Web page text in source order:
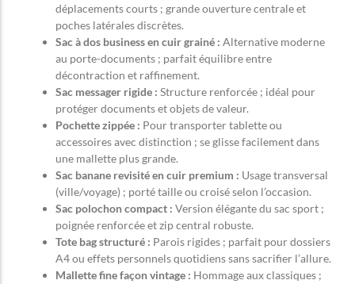
déplacements courts ; grande ouverture centrale et
poches latérales discrètes.
Sac à dos business en cuir grainé : Alternative moderne
au porte-documents ; parfait équilibre entre
décontraction et raffinement.
Sac messager rigide : Structure renforcée ; idéal pour
protéger documents et objets de valeur.
Pochette zippée : Pour transporter tablette ou
accessoires avec distinction ; se glisse facilement dans
une mallette plus grande.
Sac banane revisité en cuir premium : Usage transversal
(ville/voyage) ; porté taille ou croisé selon l’occasion.
Sac polochon compact : Version élégante du sac sport ;
poignée renforcée et zip central robuste.
Tote bag structuré : Parois rigides ; parfait pour dossiers
A4 ou effets personnels quotidiens sans sacrifier l’allure.
Mallette fine façon vintage : Hommage aux classiques ;